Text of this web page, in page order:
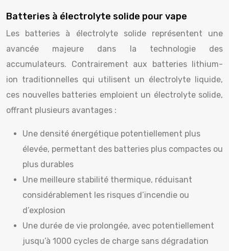
Batteries à électrolyte solide pour vape
Les batteries à électrolyte solide représentent une
avancée majeure dans la technologie des
accumulateurs. Contrairement aux batteries lithium-
ion traditionnelles qui utilisent un électrolyte liquide,
ces nouvelles batteries emploient un électrolyte solide,
offrant plusieurs avantages :
Une densité énergétique potentiellement plus
élevée, permettant des batteries plus compactes ou
plus durables
Une meilleure stabilité thermique, réduisant
considérablement les risques d’incendie ou
d’explosion
Une durée de vie prolongée, avec potentiellement
jusqu’à 1000 cycles de charge sans dégradation